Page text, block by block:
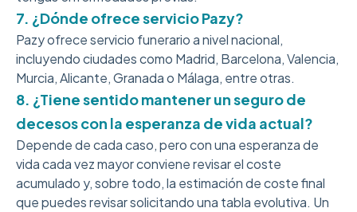
7. ¿Dónde ofrece servicio Pazy?
Pazy ofrece servicio funerario a nivel nacional,
incluyendo ciudades como Madrid, Barcelona, Valencia,
Murcia, Alicante, Granada o Málaga, entre otras.
8. ¿Tiene sentido mantener un seguro de
decesos con la esperanza de vida actual?
Depende de cada caso, pero con una esperanza de
vida cada vez mayor conviene revisar el coste
acumulado y, sobre todo, la estimación de coste final
que puedes revisar solicitando una tabla evolutiva. Un